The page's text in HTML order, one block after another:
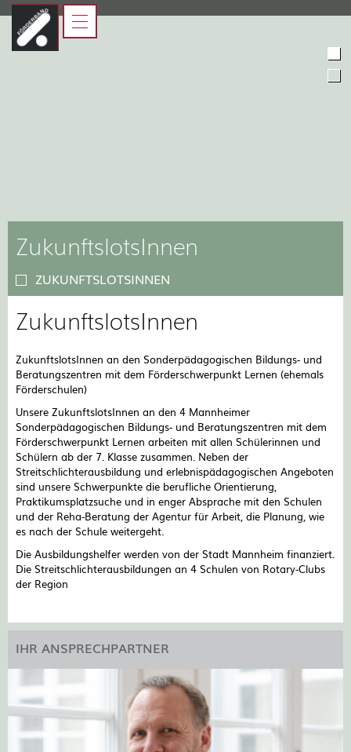
HOME
ZukunftslotsInnen
ZUKUNFTSLOTSINNEN
ZukunftslotsInnen
ZukunftslotsInnen an den Sonderpädagogischen Bildungs- und
Beratungszentren mit dem Förderschwerpunkt Lernen (ehemals
Förderschulen)
Unsere ZukunftslotsInnen an den 4 Mannheimer
Sonderpädagogischen Bildungs- und Beratungszentren mit dem
Förderschwerpunkt Lernen arbeiten mit allen Schülerinnen und
Schülern ab der 7. Klasse zusammen. Neben der
Streitschlichterausbildung und erlebnispädagogischen Angeboten
sind unsere Schwerpunkte die berufliche Orientierung,
Praktikumsplatzsuche und in enger Absprache mit den Schulen
und der Reha-Beratung der Agentur für Arbeit, die Planung, wie
es nach der Schule weitergeht.
Die Ausbildungshelfer werden von der Stadt Mannheim finanziert.
Die Streitschlichterausbildungen an 4 Schulen von Rotary-Clubs
der Region
IHR ANSPRECHPARTNER